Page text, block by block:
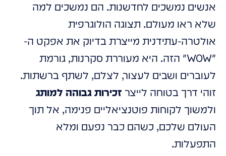
אנשים נמשכים לחדשנות. הם נמשכים למה
שלא ראו מעולם. תצוגה הולוגרפית
אולטרה-עתידנית מייצרת בדיוק את אפקט ה-
"WOW" הזה. היא מעוררת סקרנות, גורמת
לעוברים ושבים לעצור, לצלם, לשתף ברשתות.
זוהי דרך בטוחה לייצר זכירות גבוהה למותג
ולמשוך לקוחות פוטנציאליים פנימה, אל תוך
העולם שלכם, כשהם כבר נפעם ומלא
התפעלות.